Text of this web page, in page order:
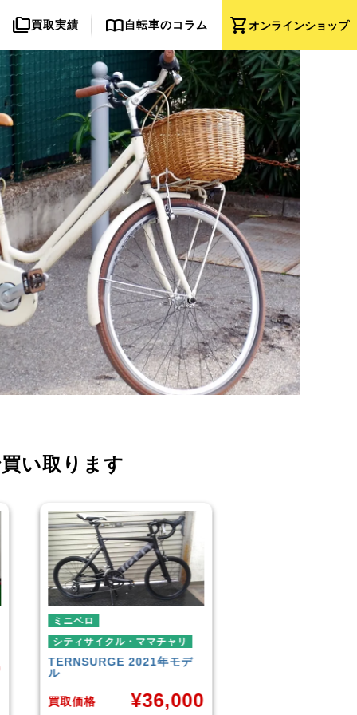
shopping_cartオンラインショップ
folder_copy買取実績 import_contacts自転車のコラム
い取ります
ミニベロ
シティサイクル・ママチャリ
SIKISIMALUSCIOUS
買取価格
¥6,001